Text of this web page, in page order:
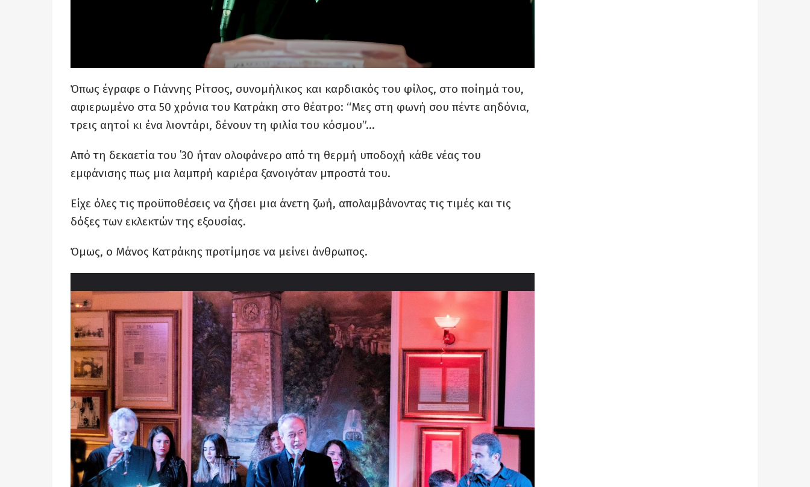
Όπως έγραφε ο Γιάννης Ρίτσος, συνομήλικος και καρδιακός του φίλος, στο ποίημά του,
αφιερωμένο στα 50 χρόνια του Κατράκη στο θέατρο: “Μες στη φωνή σου πέντε αηδόνια,
τρεις αητοί κι ένα λιοντάρι, δένουν τη φιλία του κόσμου”…
Από τη δεκαετία του ΄30 ήταν ολοφάνερο από τη θερμή υποδοχή κάθε νέας του
εμφάνισης πως μια λαμπρή καριέρα ξανοιγόταν μπροστά του.
Είχε όλες τις προϋποθέσεις να ζήσει μια άνετη ζωή, απολαμβάνοντας τις τιμές και τις
δόξες των εκλεκτών της εξουσίας.
Όμως, ο Μάνος Κατράκης προτίμησε να μείνει άνθρωπος.